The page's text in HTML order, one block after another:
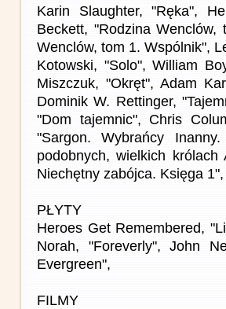
Karin Slaughter, "Ręka",
Beckett, "Rodzina Wenclów,
Wenclów, tom 1. Wspólnik",
Kotowski, "Solo", William
Miszczuk, "Okręt", Adam
Dominik W. Rettinger,
"Dom tajemnic", Chris
"Sargon. Wybrańcy
podobnych, wielkich królach
Niechętny zabójca. Księga
PŁYTY
Heroes Get Remembered,
Norah, "Foreverly", John
Evergreen",
FILMY